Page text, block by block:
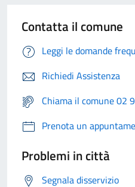
Contatta il comune
Leggi le domande
Richiedi Assistenza
Chiama il comune 02
Prenota un
Problemi in città
Segnala disservizio